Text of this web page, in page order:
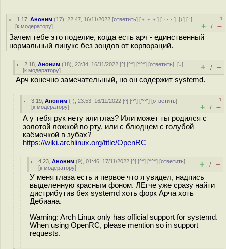
1.17 ,Аноним (17), 22:47, 16/11/2022 [ответить] [ ﹢﹢﹢] [ · · ·][↓] [↑]
[к модератору]
–1
+ / –
Зачем тебе это поделие, когда есть арч - единственный
нормальный линукс без зондов от корпораций.
2.18 ,Аноним (18), 23:34, 16/11/2022 [^] [^^] [^^^] [ответить][↓]
[к модератору] + / –
Арч конечно замечательный, но он содержит systemd.
3.19 ,Аноним (-), 23:53, 16/11/2022 [^] [^^] [^^^] [ответить]
[к модератору]
–1
+ / –
А у тебя рук нету или глаз? Или может ты родился с
золотой ложкой во рту, или с блюдцем с голубой
каёмочкой в зубах?
https://wiki.archlinux.org/title/OpenRC
4.23 ,Аноним (9), 01:46, 17/11/2022 [^] [^^] [^^^] [ответить]
[к модератору] + / –
У меня глаза есть и первое что я увидел, надпись
выделенную красным фоном. ЛЕгче уже сразу найти
дистрибутив бех systemd хоть форк Арча хоть
Дебиана.
Warning: Arch Linux only has official support for systemd.
When using OpenRC, please mention so in support
requests.